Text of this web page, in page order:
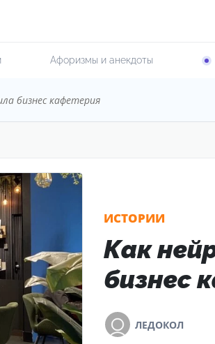
Афоризмы и анекдоты
бизнес кафетерия
ИСТОРИИ
Как
бизнес
ЛЕДОКОЛ